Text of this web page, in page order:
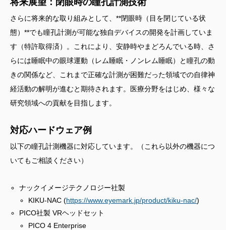
さらに将来的な取り組みとして、**閉眼時（目を閉じている状
態）**でも瞳孔計測が可能な独自デバイスの開発を計画していま
す（特許取得済）。これにより、安静時やまどろんでいる時、さ
らには睡眠中の眼球運動（レム睡眠・ノンレム睡眠）と瞳孔の動
きの関係など、これまで正確な計測が困難だった領域での自律神
経活動の解明が進むと期待されます。医療分野をはじめ、様々な
研究領域への貢献を目指します。
対応ハードウェア例
以下の瞳孔計測機器に対応しています。（これら以外の機器につ
いてもご相談ください）
ナックイメージテクノロジー社製
KIKU-NAC (https://www.eyemark.jp/product/kiku-nac/)
PICO社製 VRヘッドセット
PICO 4 Enterprise